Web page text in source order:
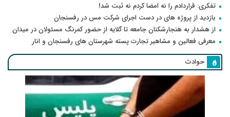
تفکری: قراردادم را نه امضا کردم نه ثبت شد!
بازدید از پروژه های در دست اجرای شرکت مس در رفسنجان
از هشدار به هنجارشکنان جامعه تا گلایه از حضور کمرنگ مسئولان در میدان
معرفی فعالین و مشاهیر تجارت پسته شهرستان های رفسنجان و انار
حوادث